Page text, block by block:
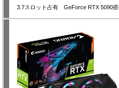
3.7スロット占有 GeForce RTX 5090